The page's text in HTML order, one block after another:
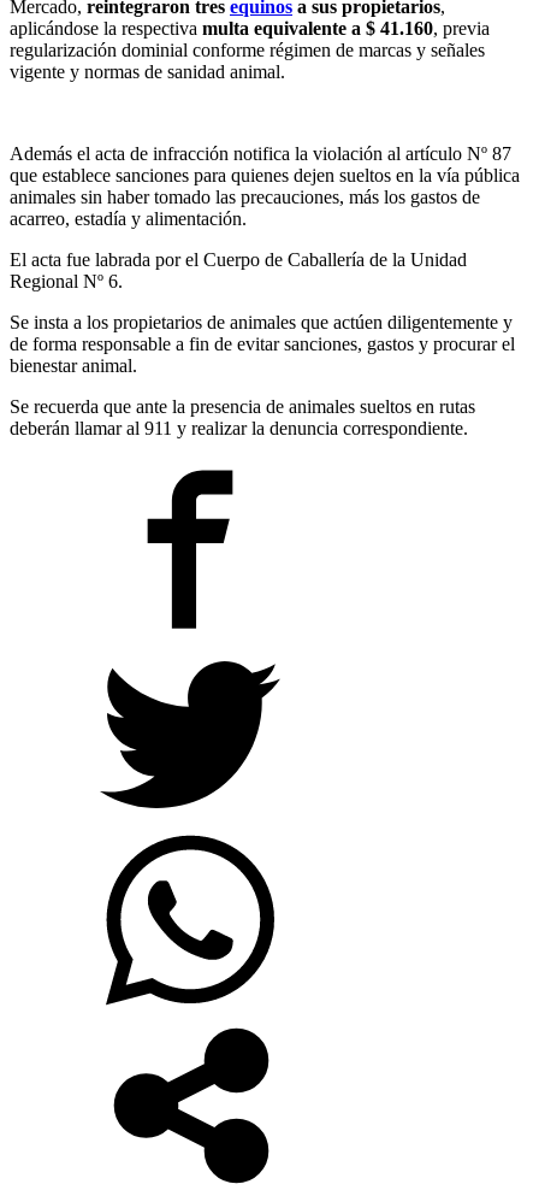
Mercado, reintegraron tres equinos a sus propietarios,
aplicándose la respectiva multa equivalente a $ 41.160, previa
regularización dominial conforme régimen de marcas y señales
vigente y normas de sanidad animal.
Además el acta de infracción notifica la violación al artículo Nº 87
que establece sanciones para quienes dejen sueltos en la vía pública
animales sin haber tomado las precauciones, más los gastos de
acarreo, estadía y alimentación.
El acta fue labrada por el Cuerpo de Caballería de la Unidad
Regional Nº 6.
Se insta a los propietarios de animales que actúen diligentemente y
de forma responsable a fin de evitar sanciones, gastos y procurar el
bienestar animal.
Se recuerda que ante la presencia de animales sueltos en rutas
deberán llamar al 911 y realizar la denuncia correspondiente.